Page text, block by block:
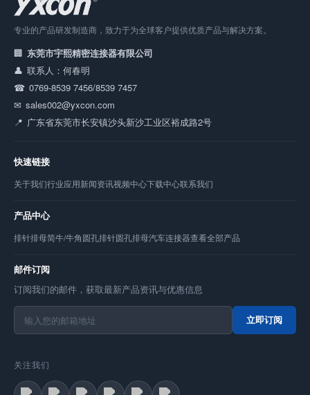
专业的产品研发制造商，致力于为全球客户提供优质产品与解决方案。
东莞市宇熙精密连接器有限公司
联系人：何春明
0769-8539 7456/8539 7457
sales002@yxcon.com
广东省东莞市长安镇沙头新沙工业区裕成路2号
快速链接
关于我们行业应用新闻资讯视频中心下载中心联系我们
产品中心
排针排母简牛/牛角圆孔排针圆孔排母汽车连接器查看全部产品
邮件订阅
订阅我们的邮件，获取最新产品资讯与优惠信息
立即订阅
关注我们